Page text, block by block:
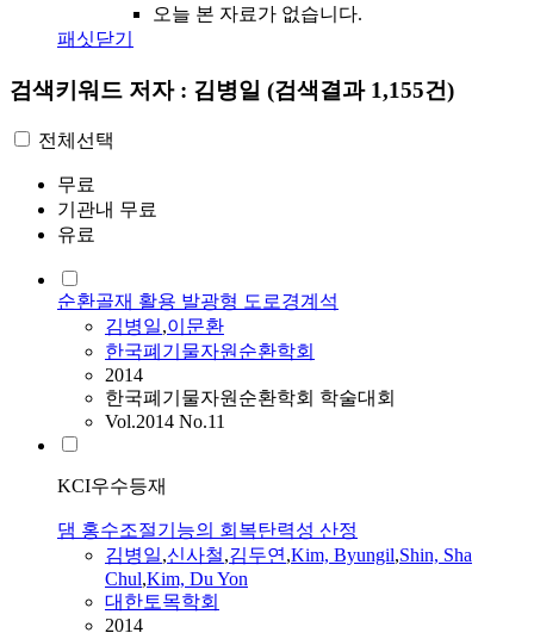
오늘 본 자료가 없습니다.
패싯닫기
검색키워드 저자 : 김병일 (검색결과 1,155건)
전체선택
무료
기관내 무료
유료
순환골재 활용 발광형 도로경계석
김병일,이문환
한국폐기물자원순환학회
2014
한국폐기물자원순환학회 학술대회
Vol.2014 No.11
KCI우수등재
댐 홍수조절기능의 회복탄력성 산정
김병일,신사철,김두연,Kim, Byungil,Shin, Sha
Chul,Kim, Du Yon
대한토목학회
2014